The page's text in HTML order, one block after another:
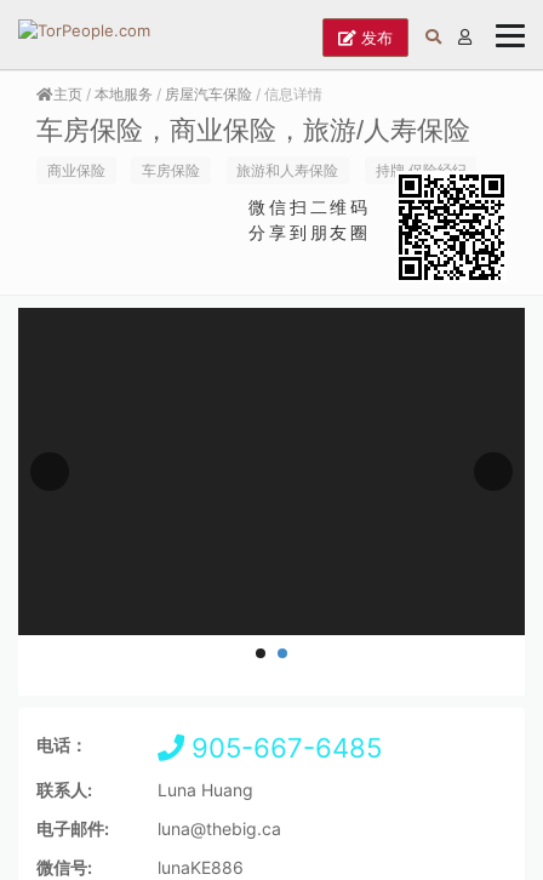
发布
主页 / 本地服务 / 房屋汽车保险 / 信息详情
车房保险，商业保险，旅游/人寿保险
商业保险 车房保险 旅游和人寿保险 持牌 保险经纪
微信扫二维码
分享到朋友圈
电话： 905-667-6485
联系人:
Luna Huang
电子邮件:
luna@thebig.ca
微信号:
lunaKE886